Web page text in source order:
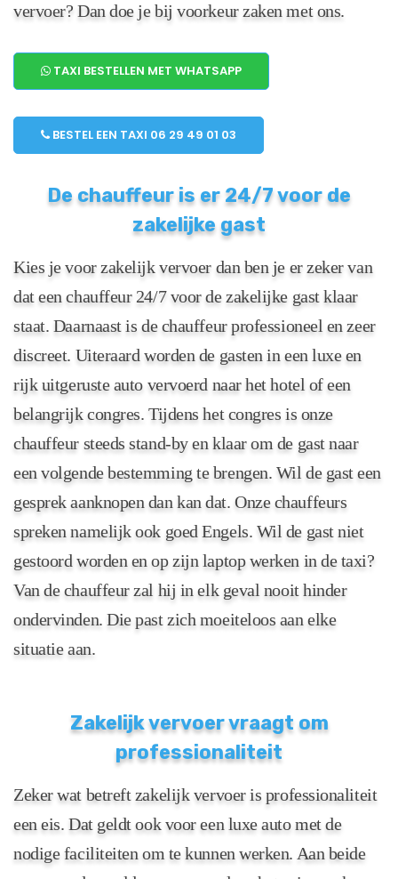
vervoer? Dan doe je bij voorkeur zaken met ons.
TAXI BESTELLEN MET WHATSAPP
BESTEL EEN TAXI 06 29 49 01 03
De chauffeur is er 24/7 voor de
zakelijke gast
Kies je voor zakelijk vervoer dan ben je er zeker van
dat een chauffeur 24/7 voor de zakelijke gast klaar
staat. Daarnaast is de chauffeur professioneel en zeer
discreet. Uiteraard worden de gasten in een luxe en
rijk uitgeruste auto vervoerd naar het hotel of een
belangrijk congres. Tijdens het congres is onze
chauffeur steeds stand-by en klaar om de gast naar
een volgende bestemming te brengen. Wil de gast een
gesprek aanknopen dan kan dat. Onze chauffeurs
spreken namelijk ook goed Engels. Wil de gast niet
gestoord worden en op zijn laptop werken in de taxi?
Van de chauffeur zal hij in elk geval nooit hinder
ondervinden. Die past zich moeiteloos aan elke
situatie aan.
Zakelijk vervoer vraagt om
professionaliteit
Zeker wat betreft zakelijk vervoer is professionaliteit
een eis. Dat geldt ook voor een luxe auto met de
nodige faciliteiten om te kunnen werken. Aan beide